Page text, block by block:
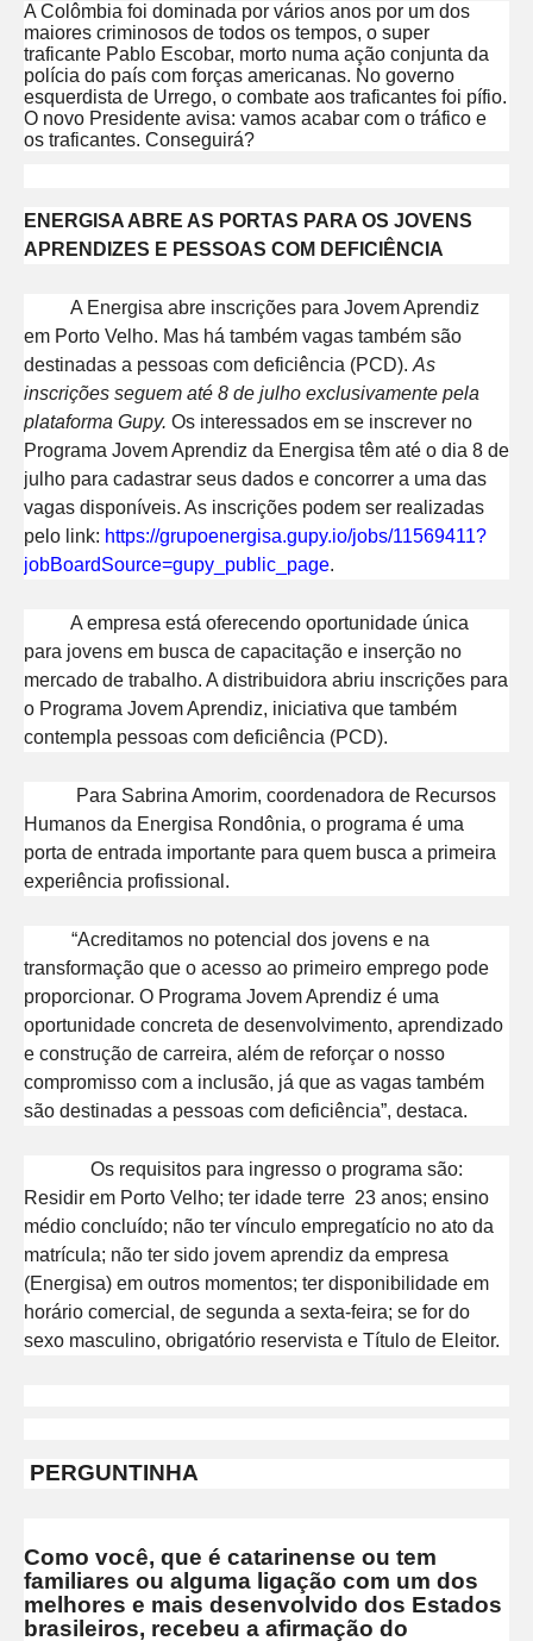
A Colômbia foi dominada por vários anos por um dos
maiores criminosos de todos os tempos, o super
traficante Pablo Escobar, morto numa ação conjunta da
polícia do país com forças americanas. No governo
esquerdista de Urrego, o combate aos traficantes foi pífio.
O novo Presidente avisa: vamos acabar com o tráfico e
os traficantes. Conseguirá?
ENERGISA ABRE AS PORTAS PARA OS JOVENS
APRENDIZES E PESSOAS COM DEFICIÊNCIA
A Energisa abre inscrições para Jovem Aprendiz
em Porto Velho. Mas há também vagas também são
destinadas a pessoas com deficiência (PCD). As
inscrições seguem até 8 de julho exclusivamente pela
plataforma Gupy. Os interessados em se inscrever no
Programa Jovem Aprendiz da Energisa têm até o dia 8 de
julho para cadastrar seus dados e concorrer a uma das
vagas disponíveis. As inscrições podem ser realizadas
pelo link: https://grupoenergisa.gupy.io/jobs/11569411?
jobBoardSource=gupy_public_page.
A empresa está oferecendo oportunidade única
para jovens em busca de capacitação e inserção no
mercado de trabalho. A distribuidora abriu inscrições para
o Programa Jovem Aprendiz, iniciativa que também
contempla pessoas com deficiência (PCD).
Para Sabrina Amorim, coordenadora de Recursos
Humanos da Energisa Rondônia, o programa é uma
porta de entrada importante para quem busca a primeira
experiência profissional.
“Acreditamos no potencial dos jovens e na
transformação que o acesso ao primeiro emprego pode
proporcionar. O Programa Jovem Aprendiz é uma
oportunidade concreta de desenvolvimento, aprendizado
e construção de carreira, além de reforçar o nosso
compromisso com a inclusão, já que as vagas também
são destinadas a pessoas com deficiência”, destaca.
Os requisitos para ingresso o programa são:
Residir em Porto Velho; ter idade terre 23 anos; ensino
médio concluído; não ter vínculo empregatício no ato da
matrícula; não ter sido jovem aprendiz da empresa
(Energisa) em outros momentos; ter disponibilidade em
horário comercial, de segunda a sexta-feira; se for do
sexo masculino, obrigatório reservista e Título de Eleitor.
PERGUNTINHA
Como você, que é catarinense ou tem
familiares ou alguma ligação com um dos
melhores e mais desenvolvido dos Estados
brasileiros, recebeu a afirmação do